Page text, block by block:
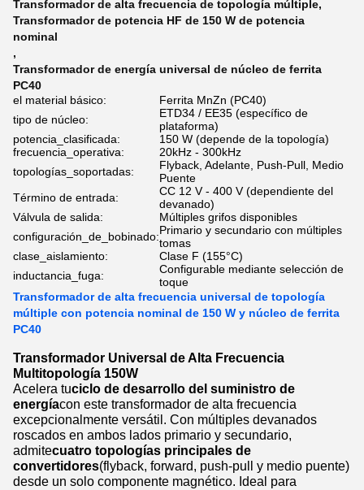
Transformador de alta frecuencia de topología múltiple,
Transformador de potencia HF de 150 W de potencia
nominal
,
Transformador de energía universal de núcleo de ferrita
PC40
el material básico:
Ferrita MnZn (PC40)
tipo de núcleo:
ETD34 / EE35 (específico de
plataforma)
potencia_clasificada:
150 W (depende de la topología)
frecuencia_operativa:
20kHz - 300kHz
topologías_soportadas:
Flyback, Adelante, Push-Pull, Medio
Puente
Término de entrada:
CC 12 V - 400 V (dependiente del
devanado)
Válvula de salida:
Múltiples grifos disponibles
configuración_de_bobinado:Primario y secundario con múltiples
tomas
clase_aislamiento:
Clase F (155°C)
inductancia_fuga:
Configurable mediante selección de
toque
Transformador de alta frecuencia universal de topología
múltiple con potencia nominal de 150 W y núcleo de ferrita
PC40
Transformador Universal de Alta Frecuencia
Multitopología 150W
Acelera tuciclo de desarrollo del suministro de
energíacon este transformador de alta frecuencia
excepcionalmente versátil. Con múltiples devanados
roscados en ambos lados primario y secundario,
admitecuatro topologías principales de
convertidores(flyback, forward, push-pull y medio puente)
desde un solo componente magnético. Ideal para